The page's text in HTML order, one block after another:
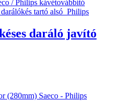
daráló javító